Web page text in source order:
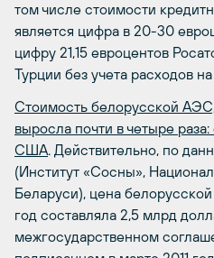
том числе стоимости
является цифра в 20-30
цифру 21,15 евроцентов
Турции без учета расходов
Стоимость белорусской
выросла почти в четыре
США. Действительно, по
(Институт «Сосны»,
Беларуси), цена
год составляла 2,5 млрд
межгосударственном